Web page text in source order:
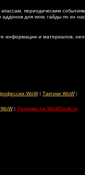
периодическим
для wow, гайды по их
информации и материалов,
WoW| Тактики WoW|
| Реклама на WoWGeek.ru